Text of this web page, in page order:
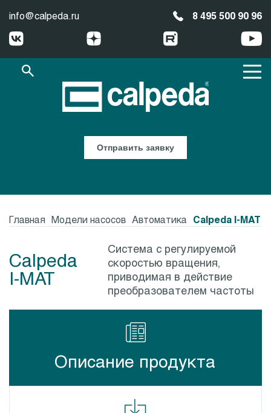
info@calpeda.ru 8 495 500 90 96
Отправить заявку
Главная Модели насосов Автоматика Calpeda I-MAT
Calpeda
I-MAT
Система с регулируемой
скоростью вращения,
приводимая в действие
преобразователем частоты
Описание продукта